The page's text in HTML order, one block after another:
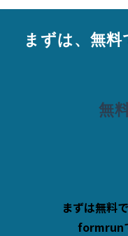
まずは、無
無
まずは無料
formrun